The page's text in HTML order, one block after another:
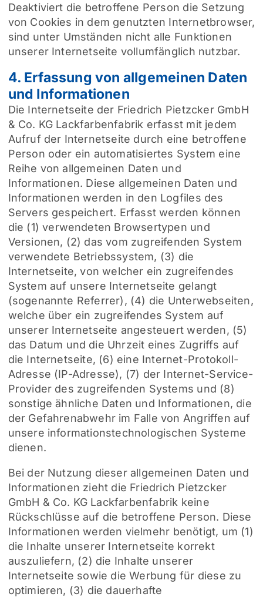
Deaktiviert die betroffene Person die Setzung
von Cookies in dem genutzten Internetbrowser,
sind unter Umständen nicht alle Funktionen
unserer Internetseite vollumfänglich nutzbar.
4. Erfassung von allgemeinen Daten
und Informationen
Die Internetseite der Friedrich Pietzcker GmbH
& Co. KG Lackfarbenfabrik erfasst mit jedem
Aufruf der Internetseite durch eine betroffene
Person oder ein automatisiertes System eine
Reihe von allgemeinen Daten und
Informationen. Diese allgemeinen Daten und
Informationen werden in den Logfiles des
Servers gespeichert. Erfasst werden können
die (1) verwendeten Browsertypen und
Versionen, (2) das vom zugreifenden System
verwendete Betriebssystem, (3) die
Internetseite, von welcher ein zugreifendes
System auf unsere Internetseite gelangt
(sogenannte Referrer), (4) die Unterwebseiten,
welche über ein zugreifendes System auf
unserer Internetseite angesteuert werden, (5)
das Datum und die Uhrzeit eines Zugriffs auf
die Internetseite, (6) eine Internet-Protokoll-
Adresse (IP-Adresse), (7) der Internet-Service-
Provider des zugreifenden Systems und (8)
sonstige ähnliche Daten und Informationen, die
der Gefahrenabwehr im Falle von Angriffen auf
unsere informationstechnologischen Systeme
dienen.
Bei der Nutzung dieser allgemeinen Daten und
Informationen zieht die Friedrich Pietzcker
GmbH & Co. KG Lackfarbenfabrik keine
Rückschlüsse auf die betroffene Person. Diese
Informationen werden vielmehr benötigt, um (1)
die Inhalte unserer Internetseite korrekt
auszuliefern, (2) die Inhalte unserer
Internetseite sowie die Werbung für diese zu
optimieren, (3) die dauerhafte